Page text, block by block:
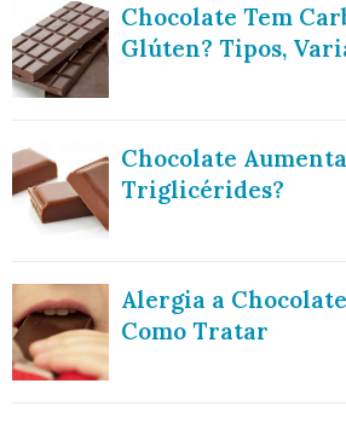
Chocolate Tem
Glúten? Tipos,
Chocolate
Triglicérides?
Alergia a
Como Tratar